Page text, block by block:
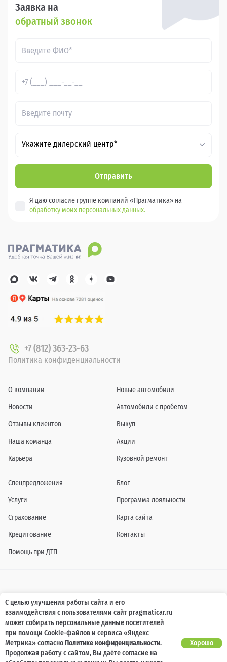
Заявка на
обратный звонок
Укажите дилерский центр*
Отправить
Я даю согласие группе компаний «Прагматика» на
обработку моих персональных данных.
+7 (812) 363-23-63
Политика конфиденциальности
О компании
Новости
Отзывы клиентов
Наша команда
Карьера
Новые автомобили
Автомобили с пробегом
Выкуп
Акции
Кузовной ремонт
Спецпредложения
Услуги
Страхование
Кредитование
Помощь при ДТП
Блог
Программа лояльности
Карта сайта
Контакты
Информация о технических характеристиках, составе комплектаций, цветовой
гамме и стоимости автомобилей, а также действующих акциях, сроках и условиях
их проведения, указанных на сайте www.pragmaticar.ru, носит информационный
характер и ни при каких условиях не является публичной офертой,
определяемой положениями пунктом 2 статьи 437 Гражданского кодекса
Российской Федерации. Для получения подробной информации обращайтесь к
специалистам нашей компании.
С целью улучшения работы сайта и его
взаимодействия с пользователями сайт pragmaticar.ru
может собирать персональные данные посетителей
при помощи Cookie-файлов и сервиса «Яндекс
Метрика» согласноПолитике конфиденциальности.
Продолжая работу с сайтом, Вы даёте согласие на
Хорошо